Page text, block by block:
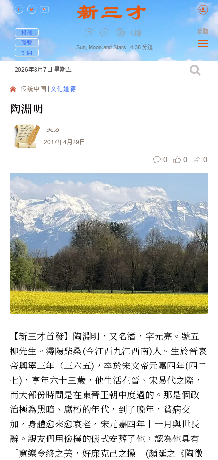
投稿
聯繫
訂閱
Sun, Moon and Stars , 4:38 分鐘
簡體
2026年8月7日 星期五
传统中国 文化道德
陶淵明
大力
2017年4月29日
0 0 0
【新三才首發】陶淵明，又名潛，字元亮。號五
柳先生。潯陽柴桑(今江西九江西南)人。生於晉哀
帝興寧三年（三六五)，卒於宋文帝元嘉四年(四二
七)，享年六十三歲，他生活在晉、宋易代之際，
而大部份時間是在東晉王朝中度過的。那是個政
治極為黑暗、腐朽的年代，到了晚年，貧病交
加，身體愈來愈衰老，宋元嘉四年十一月與世長
辭。親友們用儉樸的儀式安葬了他，認為他具有
「寬樂令終之美，好廉克己之操」(顏延之《陶徵